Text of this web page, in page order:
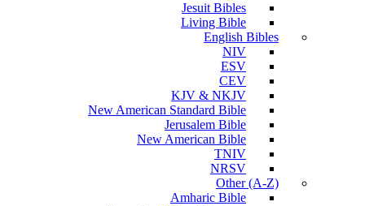
Jesuit Bibles
Living Bible
English Bibles
NIV
ESV
CEV
KJV & NKJV
New American Standard Bible
Jerusalem Bible
New American Bible
TNIV
NRSV
Other (A-Z)
Amharic Bible